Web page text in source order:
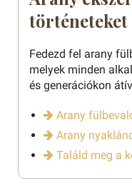
történeteket
Fedezd fel arany
melyek minden
és generációkon
Arany
Arany
Találd meg a